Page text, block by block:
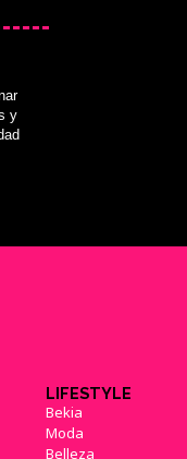
y
LIFESTYLE
Bekia
Moda
Belleza